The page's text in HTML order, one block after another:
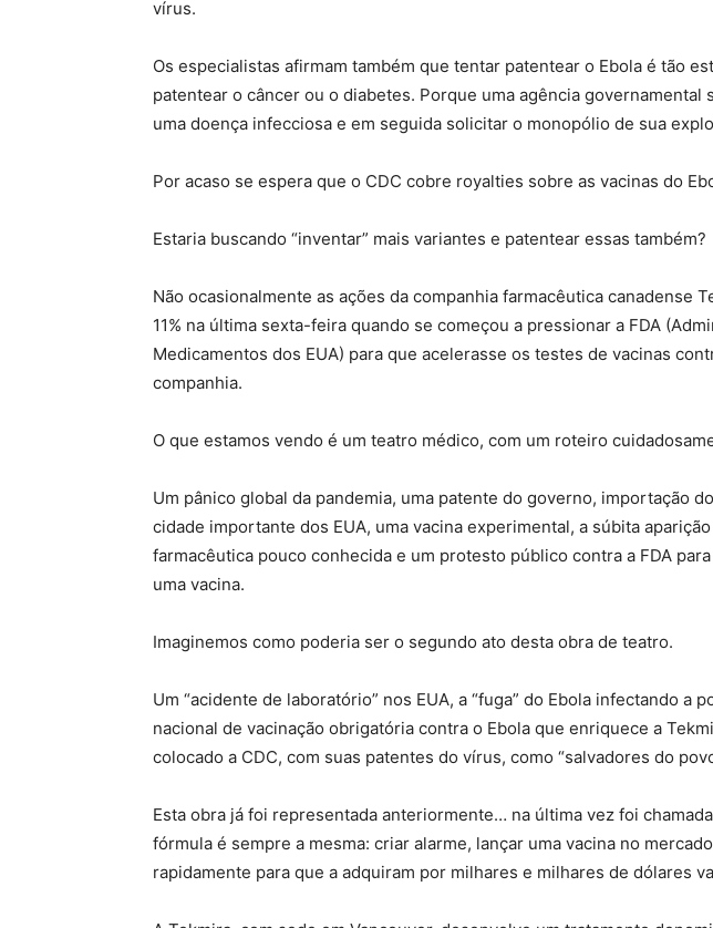
vírus.
Os especialistas afirmam também que tentar patentear o Ebola é tão
patentear o câncer ou o diabetes. Porque uma agência governamental
uma doença infecciosa e em seguida solicitar o monopólio de sua
Por acaso se espera que o CDC cobre royalties sobre as vacinas do
Estaria buscando “inventar” mais variantes e patentear essas também?
Não ocasionalmente as ações da companhia farmacêutica canadense
11% na última sexta-feira quando se começou a pressionar a FDA
Medicamentos dos EUA) para que acelerasse os testes de vacinas
companhia.
O que estamos vendo é um teatro médico, com um roteiro
Um pânico global da pandemia, uma patente do governo, importação
cidade importante dos EUA, uma vacina experimental, a súbita
farmacêutica pouco conhecida e um protesto público contra a FDA
uma vacina.
Imaginemos como poderia ser o segundo ato desta obra de teatro.
Um “acidente de laboratório” nos EUA, a “fuga” do Ebola infectando a
nacional de vacinação obrigatória contra o Ebola que enriquece a
colocado a CDC, com suas patentes do vírus, como “salvadores do
Esta obra já foi representada anteriormente… na última vez foi chamada
fórmula é sempre a mesma: criar alarme, lançar uma vacina no
rapidamente para que a adquiram por milhares e milhares de dólares